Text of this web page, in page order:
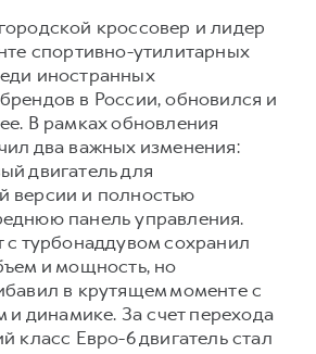
клиентам
автопарком
клиентов
HAVAL
GWM
Защита+»
HAVAL
кроссовер и лидер
спортивно-утилитарных
иностранных
в России, обновился и
В рамках обновления
два важных изменения:
двигатель для
версии и полностью
панель управления.
с турбонаддувом сохранил
и мощность, но
в крутящем моменте с
динамике. За счет перехода
класс Евро-6 двигатель стал